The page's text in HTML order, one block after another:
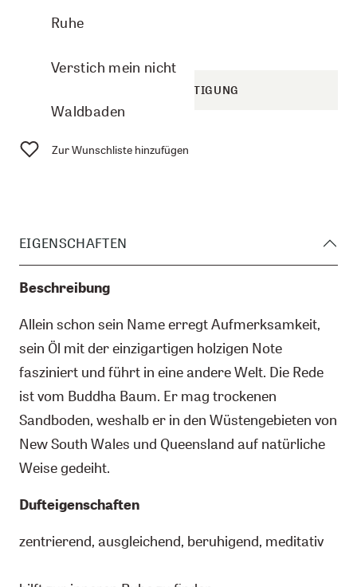
Ruhe
Verstich mein nicht
Waldbaden
BENACHRICHTIGUNG
Zur Wunschliste hinzufügen
EIGENSCHAFTEN
Beschreibung
Allein schon sein Name erregt Aufmerksamkeit,
sein Öl mit der einzigartigen holzigen Note
fasziniert und führt in eine andere Welt. Die Rede
ist vom Buddha Baum. Er mag trockenen
Sandboden, weshalb er in den Wüstengebieten von
New South Wales und Queensland auf natürliche
Weise gedeiht.
Dufteigenschaften
zentrierend, ausgleichend, beruhigend, meditativ